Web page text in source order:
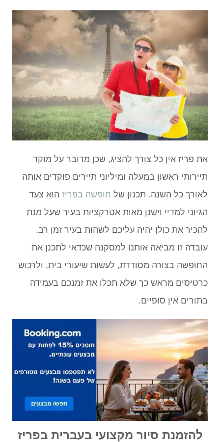
את פריז אין כל צורך להציג, שכן מדובר על מוקד
תיירותי ראשון במעלה ומיליוני תיירים פוקדים אותה
לאורך כל השנה. תכנון של חופשה בפריז הוא צעד
הגיוני למדיי וישנן מאות אטרקציות בעיר שעל מנת
להכיר את כולן יהיה עליכם לשהות בעיר זמן רב.
עובדה זו מביאה אותנו למסקנה שכדאי לתכנן את
החופשה בצורה מסודרת, לעשות שיעורי בית, ולרכוש
כרטיסים מראש כך שלא תכלו את זמנכם בעמידה
בתורים אין סופיים.
להזמנת סיור מקצועי בעברית בפריז